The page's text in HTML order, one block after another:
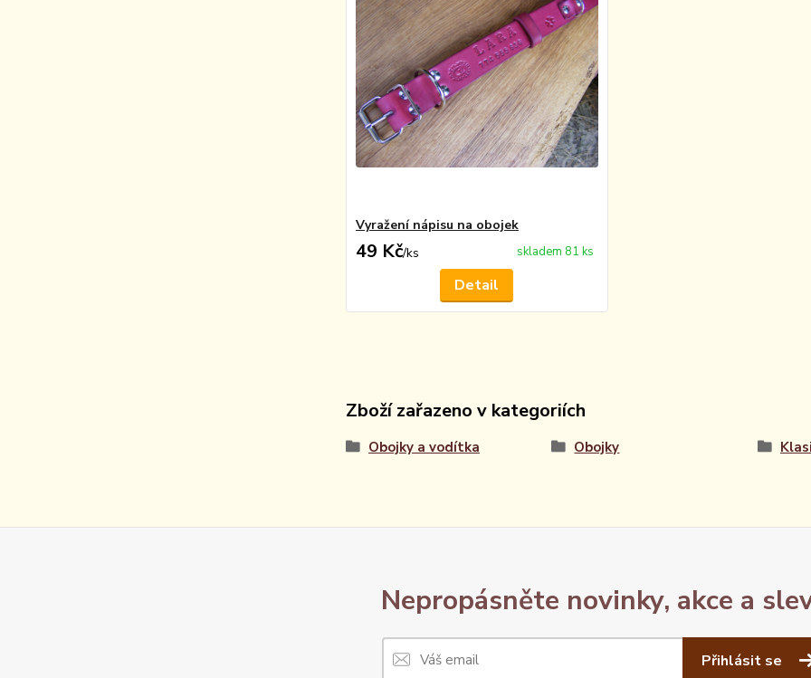
Vyražení nápisu na obojek
49 Kč/ks skladem 81 ks
Detail
Zboží zařazeno v kategoriích
Obojky a vodítka Obojky
Nepropásněte novinky, akce a
Přihlásit se